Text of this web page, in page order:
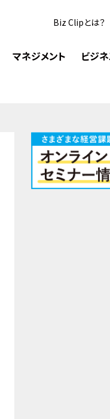
Biz Clipとは？
マネジメント ビジ